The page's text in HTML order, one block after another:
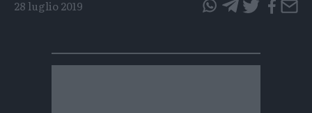
28 luglio 2019
su
Whatsapp
su
Telegram